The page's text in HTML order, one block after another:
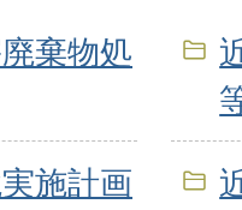
棄物処
施計画